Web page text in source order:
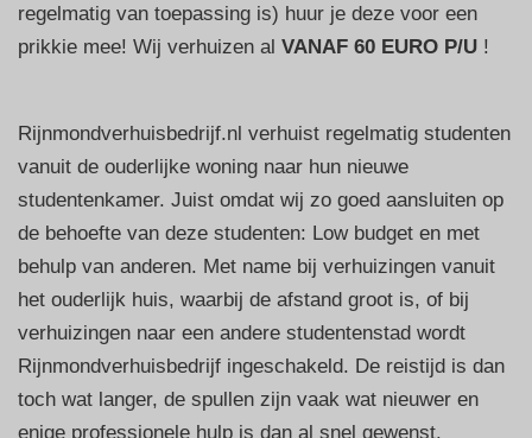
regelmatig van toepassing is) huur je deze voor een
prikkie mee! Wij verhuizen al VANAF 60 EURO P/U !
Rijnmondverhuisbedrijf.nl verhuist regelmatig studenten
vanuit de ouderlijke woning naar hun nieuwe
studentenkamer. Juist omdat wij zo goed aansluiten op
de behoefte van deze studenten: Low budget en met
behulp van anderen. Met name bij verhuizingen vanuit
het ouderlijk huis, waarbij de afstand groot is, of bij
verhuizingen naar een andere studentenstad wordt
Rijnmondverhuisbedrijf ingeschakeld. De reistijd is dan
toch wat langer, de spullen zijn vaak wat nieuwer en
enige professionele hulp is dan al snel gewenst.